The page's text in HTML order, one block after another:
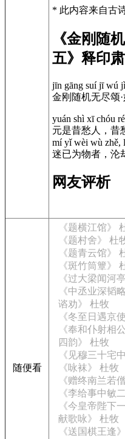
* 此内容来自古
《金刚随
五》释印
jīn gāng suí jī wú
金刚随机无尽颂
yuán shì xī chóu
元是昔愁人，昔
mí yǐ wèi wù zhě,
迷已为物者，沦
网友评析
随便看
《题横江馆》
《题村舍》 杜
《题青云馆》
《斑竹筒簟》
《过大梁闻河
《中丞业深韬
谘劝》 杜牧
《冬至日遇京
《奉和仆射相
四韵》 杜牧
《见穆三十宅
《咏袜》 杜牧
《赠终南兰若
《李给事中敏
《今皇帝陛下
献歌咏》 杜牧
《送国棋王逢